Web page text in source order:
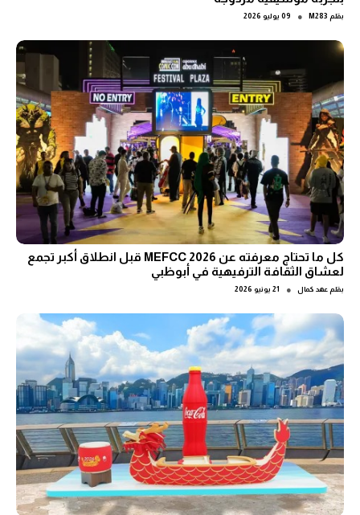
بقلم M283
● 09 يوليو 2026
كل ما تحتاج معرفته عن MEFCC 2026 قبل انطلاق أكبر تجمع
لعشاق الثقافة الترفيهية في أبوظبي
بقلم عهد كمال ● 21 يونيو 2026